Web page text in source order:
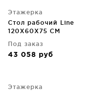
Этажерка
Стол рабочий Line
120X60X75 CM
Под заказ
43 058 руб
Этажерка